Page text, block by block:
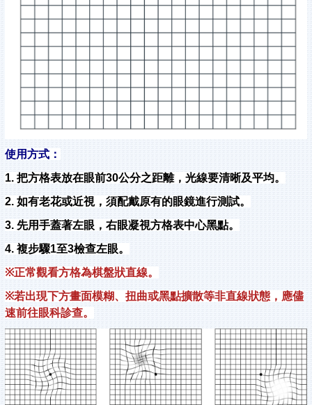
使用方式：
1. 把方格表放在眼前30公分之距離，光線要清晰及平均。
2. 如有老花或近視，須配戴原有的眼鏡進行測試。
3. 先用手蓋著左眼，右眼凝視方格表中心黑點。
4. 複步驟1至3檢查左眼。
※正常觀看方格為棋盤狀直線。
※若出現下方畫面模糊、扭曲或黑點擴散等非直線狀態，應儘
速前往眼科診查。